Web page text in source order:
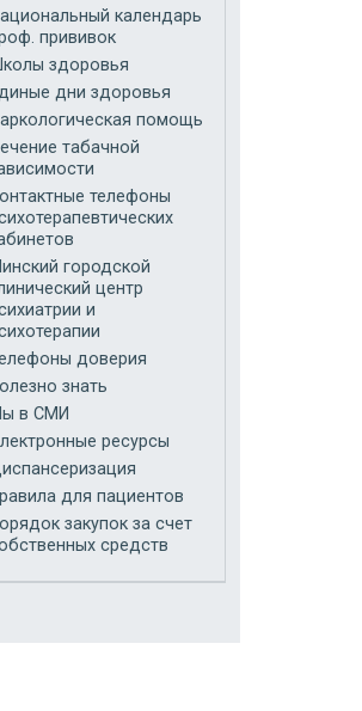
календарь
прививок
здоровья
дни здоровья
помощь
табачной
телефоны
городской
центр
и
доверия
знать
в СМИ
ресурсы
для пациентов
закупок за счет
средств